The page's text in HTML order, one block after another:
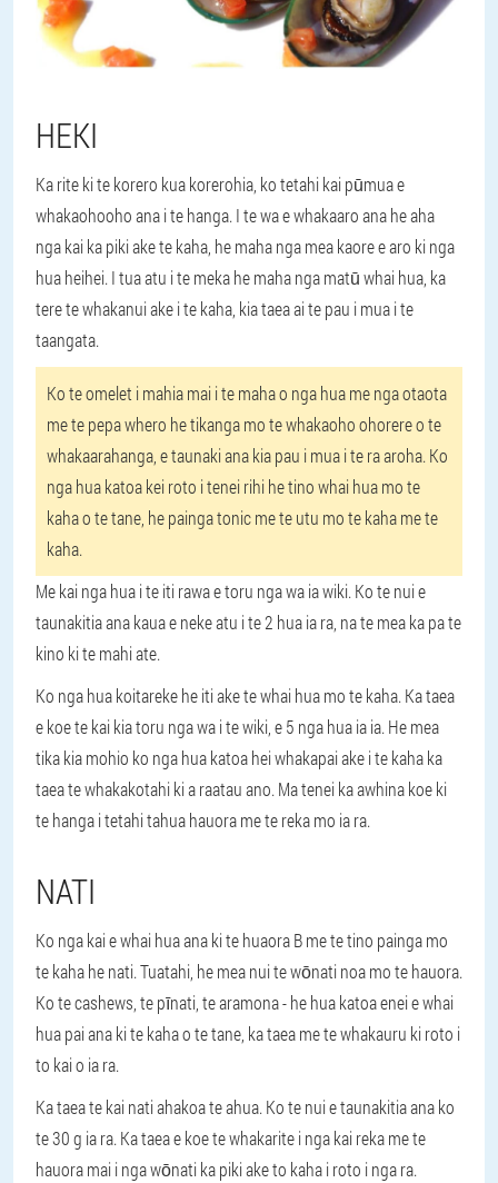
HEKI
Ka rite ki te korero kua korerohia, ko tetahi kai pūmua e
whakaohooho ana i te hanga. I te wa e whakaaro ana he aha
nga kai ka piki ake te kaha, he maha nga mea kaore e aro ki nga
hua heihei. I tua atu i te meka he maha nga matū whai hua, ka
tere te whakanui ake i te kaha, kia taea ai te pau i mua i te
taangata.
Ko te omelet i mahia mai i te maha o nga hua me nga otaota
me te pepa whero he tikanga mo te whakaoho ohorere o te
whakaarahanga, e taunaki ana kia pau i mua i te ra aroha. Ko
nga hua katoa kei roto i tenei rihi he tino whai hua mo te
kaha o te tane, he painga tonic me te utu mo te kaha me te
kaha.
Me kai nga hua i te iti rawa e toru nga wa ia wiki. Ko te nui e
taunakitia ana kaua e neke atu i te 2 hua ia ra, na te mea ka pa te
kino ki te mahi ate.
Ko nga hua koitareke he iti ake te whai hua mo te kaha. Ka taea
e koe te kai kia toru nga wa i te wiki, e 5 nga hua ia ia. He mea
tika kia mohio ko nga hua katoa hei whakapai ake i te kaha ka
taea te whakakotahi ki a raatau ano. Ma tenei ka awhina koe ki
te hanga i tetahi tahua hauora me te reka mo ia ra.
NATI
Ko nga kai e whai hua ana ki te huaora B me te tino painga mo
te kaha he nati. Tuatahi, he mea nui te wōnati noa mo te hauora.
Ko te cashews, te pīnati, te aramona - he hua katoa enei e whai
hua pai ana ki te kaha o te tane, ka taea me te whakauru ki roto i
to kai o ia ra.
Ka taea te kai nati ahakoa te ahua. Ko te nui e taunakitia ana ko
te 30 g ia ra. Ka taea e koe te whakarite i nga kai reka me te
hauora mai i nga wōnati ka piki ake to kaha i roto i nga ra.